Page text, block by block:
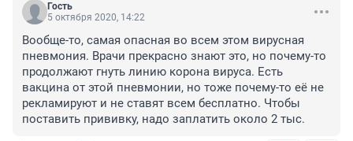
Гость
5 октября 2020, 14:22
Вообще-то, самая опасная во всем этом вирусная
пневмония. Врачи прекрасно знают это, но почему-то
продолжают гнуть линию корона вируса. Есть
вакцина от этой пневмонии, но тоже почему-то её не
рекламируют и не ставят всем бесплатно. Чтобы
поставить прививку, надо заплатить около 2 тыс.